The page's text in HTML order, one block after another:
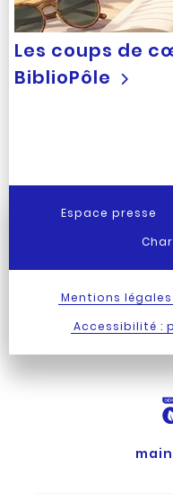
Les coups de
BiblioPôle
Espace presse
Mentions légales
Accessibilité :